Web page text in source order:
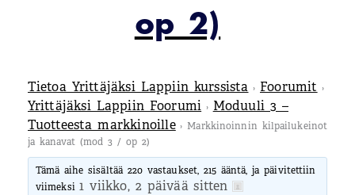
op 2)
Tietoa Yrittäjäksi Lappiin kurssista › Foorumit ›
Yrittäjäksi Lappiin Foorumi › Moduuli 3 –
Tuotteesta markkinoille › Markkinoinnin kilpailukeinot
ja kanavat (mod 3 / op 2)
Tämä aihe sisältää 220 vastaukset, 215 ääntä, ja päivitettiin
viimeksi1 viikko, 2 päivää sitten